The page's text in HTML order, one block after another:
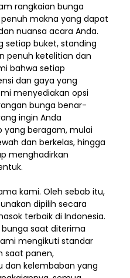
rangkaian bunga
makna yang dapat
nuansa acara Anda.
setiap buket, standing
penuh ketelitian dan
bahwa setiap
dan gaya yang
menyediakan opsi
bunga benar-
ingin Anda
yang beragam, mulai
dan berkelas, hingga
menghadirkan
kami. Oleh sebab itu,
dipilih secara
terbaik di Indonesia.
saat diterima
mengikuti standar
saat panen,
dan kelembaban yang